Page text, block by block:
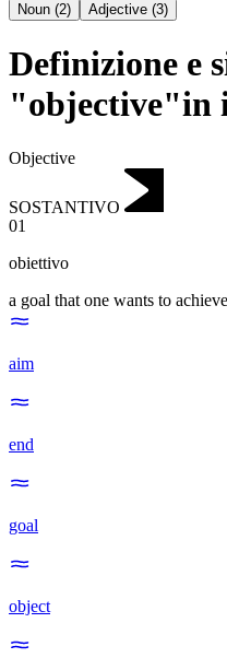
Noun (2) Adjective (3)
Definizione e
"objective"in
Objective
SOSTANTIVO
01
obiettivo
a goal that one wants to achieve
aim
end
goal
object